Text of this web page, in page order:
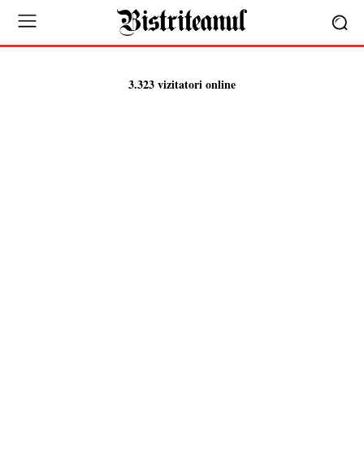
3.323 vizitatori online